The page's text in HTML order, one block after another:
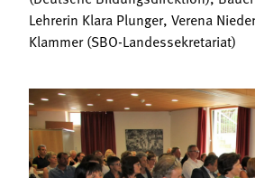
Lehrerin Klara Plunger, Verena
Klammer (SBO-Landessekretariat)